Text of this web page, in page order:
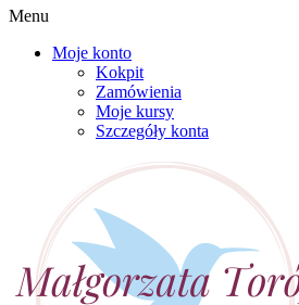
Menu
Moje konto
Kokpit
Zamówienia
Moje kursy
Szczegóły konta